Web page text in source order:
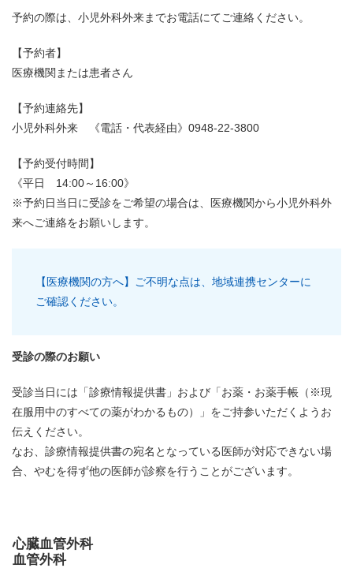
予約の際は、小児外科外来までお電話にてご連絡ください。
【予約者】
医療機関または患者さん
【予約連絡先】
小児外科外来 《電話・代表経由》0948-22-3800
【予約受付時間】
《平日 14:00～16:00》
※予約日当日に受診をご希望の場合は、医療機関から小児外科外
来へご連絡をお願いします。
【医療機関の方へ】ご不明な点は、地域連携センターに
ご確認ください。
受診の際のお願い
受診当日には「診療情報提供書」および「お薬・お薬手帳（※現
在服用中のすべての薬がわかるもの）」をご持参いただくようお
伝えください。
なお、診療情報提供書の宛名となっている医師が対応できない場
合、やむを得ず他の医師が診察を行うことがございます。
心臓血管外科
血管外科